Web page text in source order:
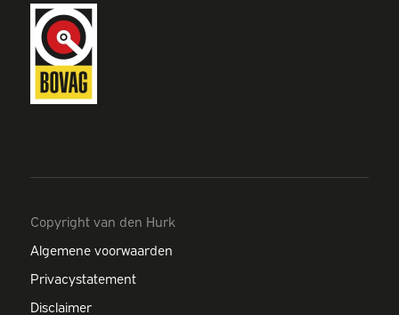
Copyright van den Hurk
Algemene voorwaarden
Privacystatement
Disclaimer